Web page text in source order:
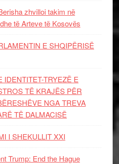
zhvilloi takim në
të Arteve të Kosovës
E SHQIPËRISË
TRYEZË E
TË KRAJËS PËR
NGA TREVA
TË DALMACISË
I SHEKULLIT XXI
Trump: End the Hague